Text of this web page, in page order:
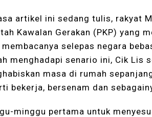
artikel ini sedang tulis, rakyat
Kawalan Gerakan (PKP) yang
membacanya selepas negara
menghadapi senario ini, Cik Lis
masa di rumah
bekerja, bersenam dan
minggu pertama untuk